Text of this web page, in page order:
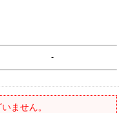
-
ません。